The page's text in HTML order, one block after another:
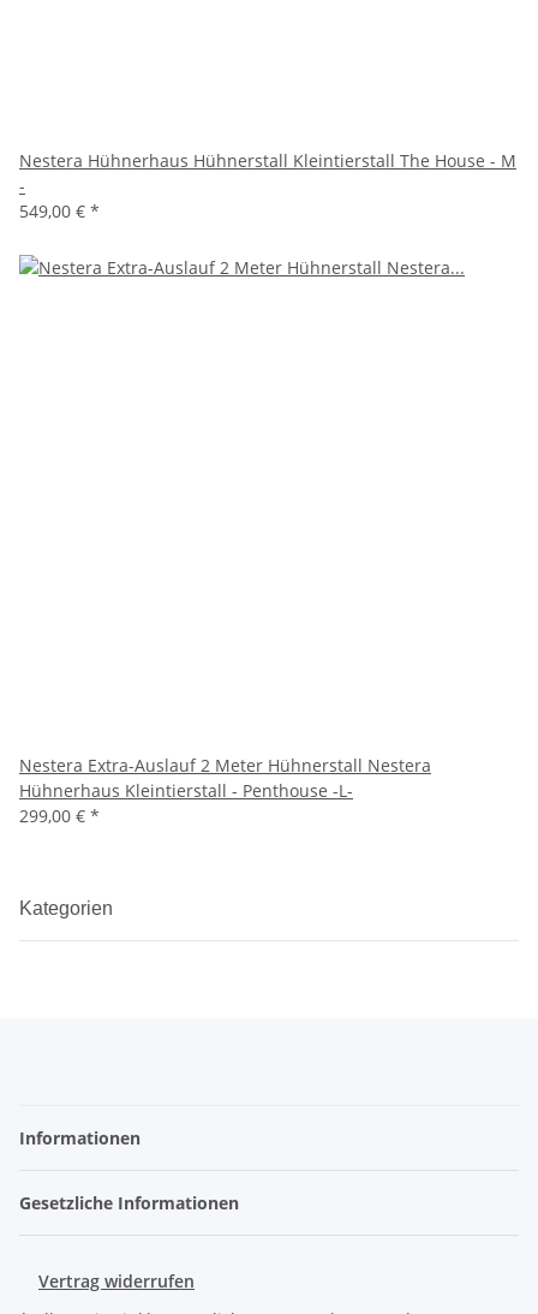
Nestera Hühnerhaus Hühnerstall Kleintierstall The House - M
-
549,00 € *
Nestera Extra-Auslauf 2 Meter Hühnerstall Nestera
Hühnerhaus Kleintierstall - Penthouse -L-
299,00 € *
Kategorien
Informationen
Gesetzliche Informationen
Vertrag widerrufen